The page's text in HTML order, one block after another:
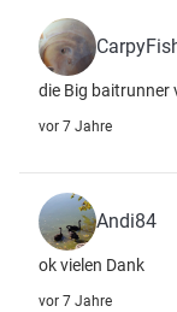
die Big baitrunner
vor 7 Jahre
Andi84
ok vielen Dank
vor 7 Jahre